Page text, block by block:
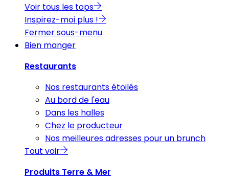
Voir tous les tops
Inspirez-moi plus !
Fermer sous-menu
Bien manger
Restaurants
Nos restaurants étoilés
Au bord de l'eau
Dans les halles
Chez le producteur
Nos meilleures adresses pour un brunch
Tout voir
Produits Terre & Mer